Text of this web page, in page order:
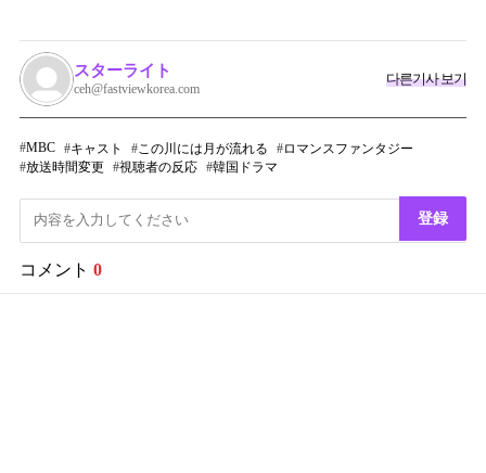
スターライト
ceh@fastviewkorea.com
다른기사 보기
MBC キャスト この川には月が流れる
ロマンスファンタジー
放送時間変更
視聴者の反応 韓国ドラマ
登録
コメント 0